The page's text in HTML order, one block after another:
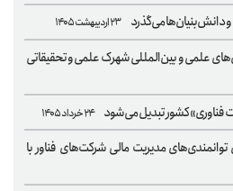
دانش‌بنیان‌ها می‌گذرد ۲۳ اردیبهشت ۱۴۰۵
علمی و بین‌المللی شهرک علمی و تحقیقاتی
کشور تبدیل می‌شود ۲۴ خرداد ۱۴۰۵
مدیریت مالی شرکت‌های فناور با